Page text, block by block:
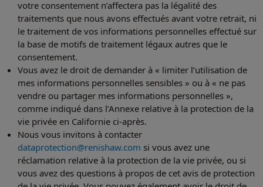
votre consentement n’affectera pas la légalité des
traitements que nous avons effectués avant votre retrait, ni
le traitement de vos informations personnelles effectué sur
la base de motifs de traitement légaux autres que le
consentement.
Vous avez le droit de demander à « limiter l’utilisation de
mes informations personnelles sensibles » ou à « ne pas
vendre ou partager mes informations personnelles »,
comme indiqué dans l’Annexe relative à la protection de la
vie privée en Californie ci-après.
Nous vous invitons à contacter
dataprotection@renishaw.com si vous avez une
réclamation relative à la protection de la vie privée, ou si
vous avez des questions à propos de cet avis de protection